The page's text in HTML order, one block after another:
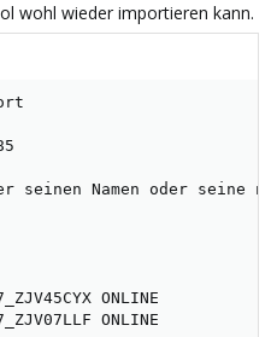
wohl wieder importieren kann.
seinen Namen oder seine
ONLINE
ONLINE